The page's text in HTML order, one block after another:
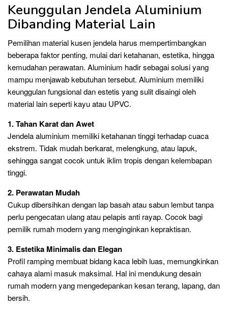
Keunggulan Jendela Aluminium
Dibanding Material Lain
Pemilihan material kusen jendela harus mempertimbangkan
beberapa faktor penting, mulai dari ketahanan, estetika, hingga
kemudahan perawatan. Aluminium hadir sebagai solusi yang
mampu menjawab kebutuhan tersebut. Aluminium memiliki
keunggulan fungsional dan estetis yang sulit disaingi oleh
material lain seperti kayu atau UPVC.
1. Tahan Karat dan Awet
Jendela aluminium memiliki ketahanan tinggi terhadap cuaca
ekstrem. Tidak mudah berkarat, melengkung, atau lapuk,
sehingga sangat cocok untuk iklim tropis dengan kelembapan
tinggi.
2. Perawatan Mudah
Cukup dibersihkan dengan lap basah atau sabun lembut tanpa
perlu pengecatan ulang atau pelapis anti rayap. Cocok bagi
pemilik rumah modern yang menginginkan kepraktisan.
3. Estetika Minimalis dan Elegan
Profil ramping membuat bidang kaca lebih luas, memungkinkan
cahaya alami masuk maksimal. Hal ini mendukung desain
rumah modern yang mengedepankan kesan terang, lapang, dan
bersih.